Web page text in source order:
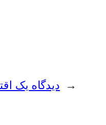
← دیدگاه یک